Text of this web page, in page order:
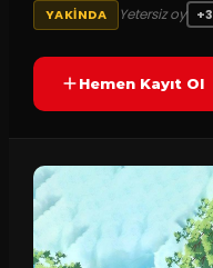
YAKINDA Yetersiz oy +3
Hemen Kayıt Ol